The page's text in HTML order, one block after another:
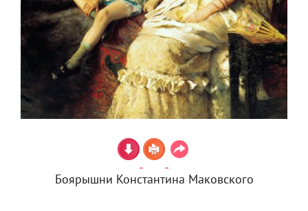
Боярышни Константина Маковского